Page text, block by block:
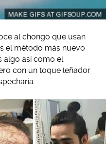
al chongo que usan
el método más nuevo
algo así como el
con un toque leñador